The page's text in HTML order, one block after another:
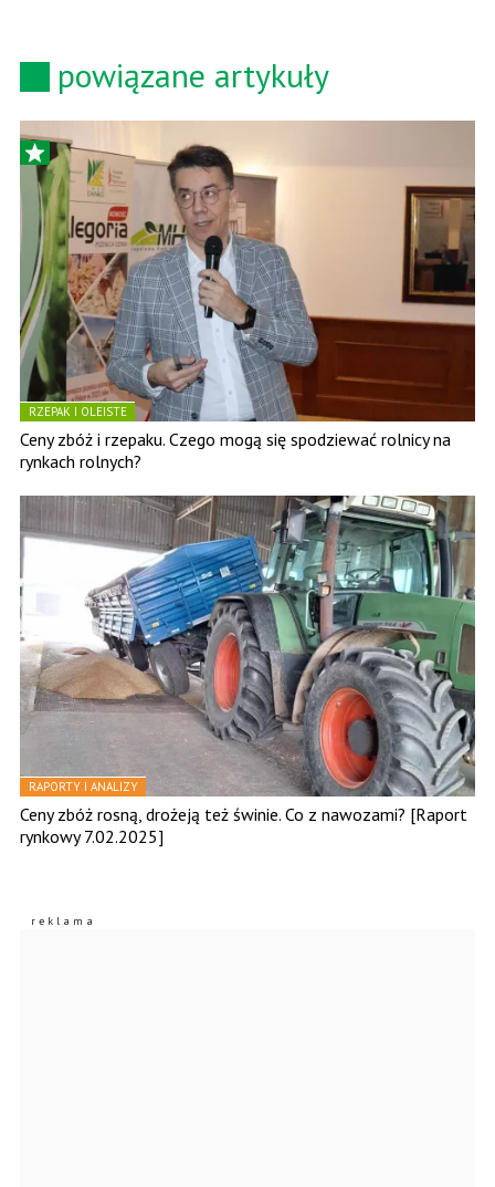
powiązane artykuły
RZEPAK I OLEISTE
Ceny zbóż i rzepaku. Czego mogą się spodziewać rolnicy na
rynkach rolnych?
RAPORTY I ANALIZY
Ceny zbóż rosną, drożeją też świnie. Co z nawozami? [Raport
rynkowy 7.02.2025]